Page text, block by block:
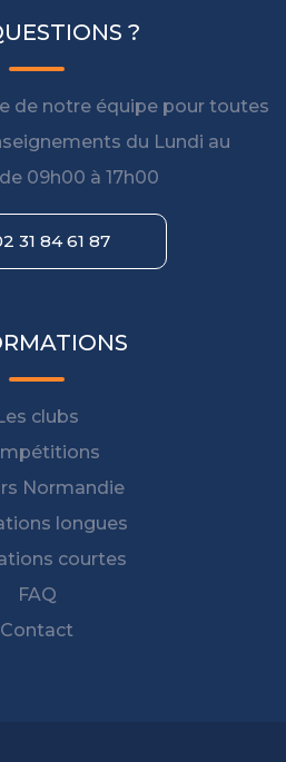
?
de notre équipe pour toutes
du Lundi au
09h00 à 17h00
31 84 61 87
clubs
Normandie
longues
courtes
FAQ
Contact